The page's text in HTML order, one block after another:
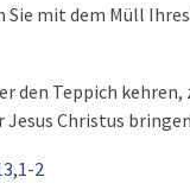
Sie mit dem Müll
den Teppich kehren,
Jesus Christus
2